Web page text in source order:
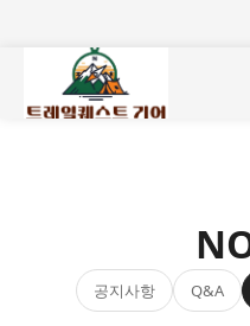
공지사항 Q&A